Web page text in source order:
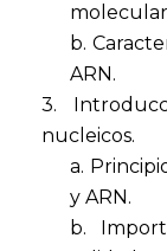
b.
ARN.
3.
nucleicos.
a.
y ARN.
b.